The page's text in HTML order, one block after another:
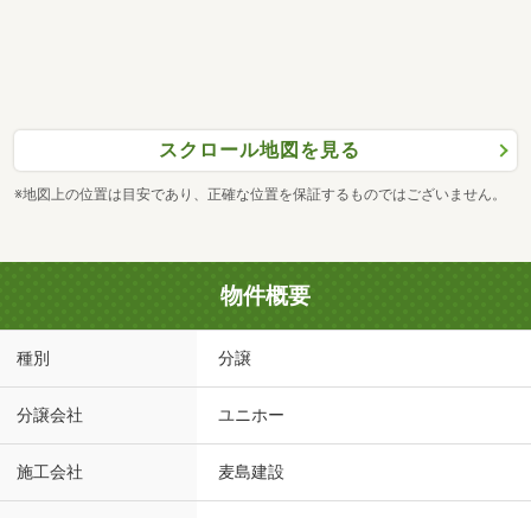
スクロール地図を見る
※地図上の位置は目安であり、正確な位置を保証するものではございません。
物件概要
種別 分譲
分譲会社 ユニホー
施工会社 麦島建設